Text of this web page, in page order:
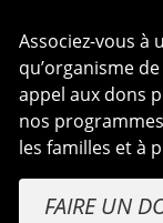
Associez-vous à
qu’organisme
appel aux dons
nos
les familles et à
FAIRE UN